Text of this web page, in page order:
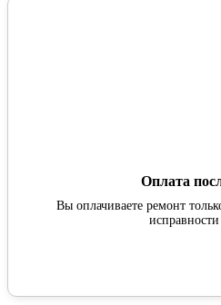
Оплата
Вы оплачиваете ремонт